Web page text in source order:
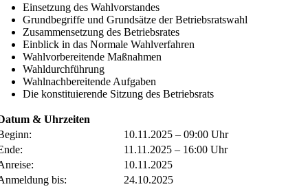
Einsetzung des Wahlvorstandes
Grundbegriffe und Grundsätze der Betriebsratswahl
Zusammensetzung des Betriebsrates
Einblick in das Normale Wahlverfahren
Wahlvorbereitende Maßnahmen
Wahldurchführung
Wahlnachbereitende Aufgaben
Die konstituierende Sitzung des Betriebsrats
& Uhrzeiten
10.11.2025 – 09:00 Uhr
11.11.2025 – 16:00 Uhr
10.11.2025
bis:
24.10.2025